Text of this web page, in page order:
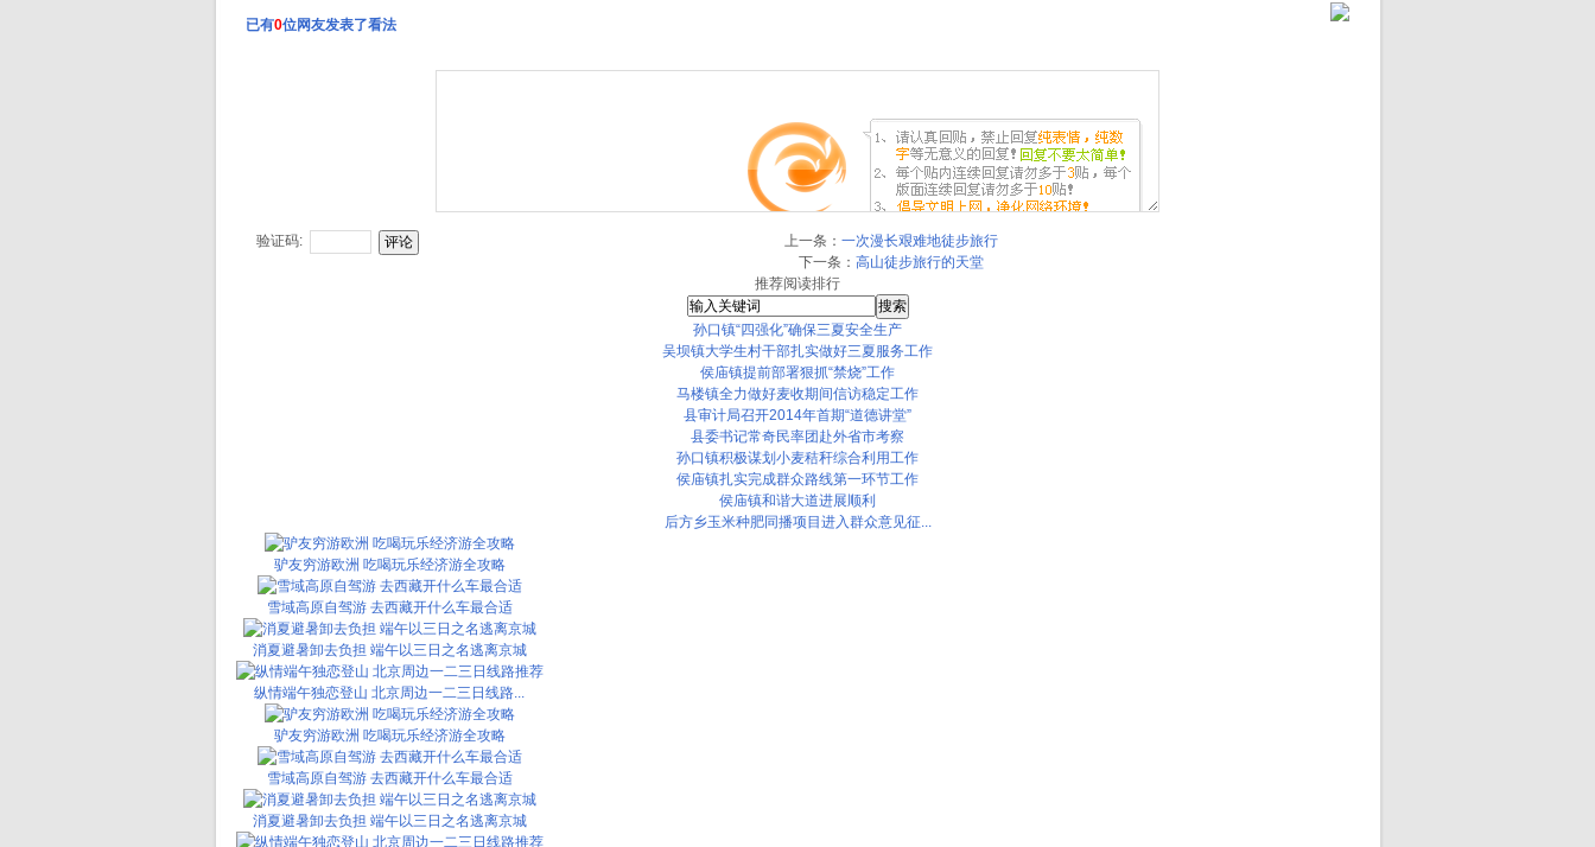
已有0位网友发表了看法
验证码: 上一条：一次漫长艰难地徒步旅行
下一条：高山徒步旅行的天堂
推荐阅读排行
孙口镇“四强化”确保三夏安全生产
吴坝镇大学生村干部扎实做好三夏服务工作
侯庙镇提前部署狠抓“禁烧”工作
马楼镇全力做好麦收期间信访稳定工作
县审计局召开2014年首期“道德讲堂”
县委书记常奇民率团赴外省市考察
孙口镇积极谋划小麦秸秆综合利用工作
侯庙镇扎实完成群众路线第一环节工作
侯庙镇和谐大道进展顺利
后方乡玉米种肥同播项目进入群众意见征...
驴友穷游欧洲 吃喝玩乐经济游全攻略
雪域高原自驾游 去西藏开什么车最合适
消夏避暑卸去负担 端午以三日之名逃离京城
纵情端午独恋登山 北京周边一二三日线路...
驴友穷游欧洲 吃喝玩乐经济游全攻略
雪域高原自驾游 去西藏开什么车最合适
消夏避暑卸去负担 端午以三日之名逃离京城